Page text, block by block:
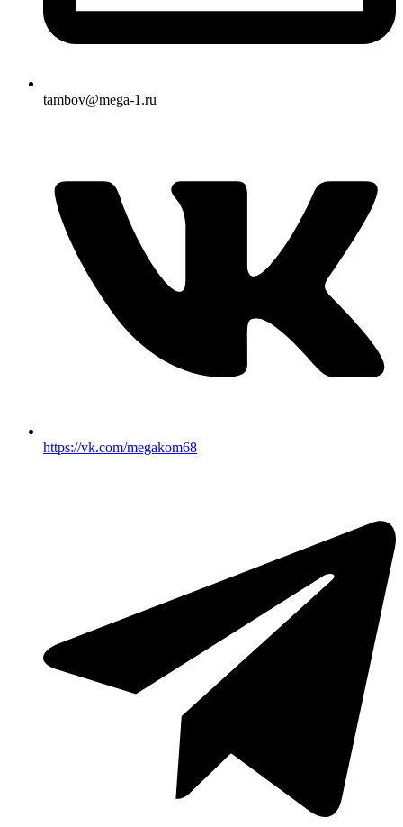
tambov@mega-1.ru
https://vk.com/megakom68